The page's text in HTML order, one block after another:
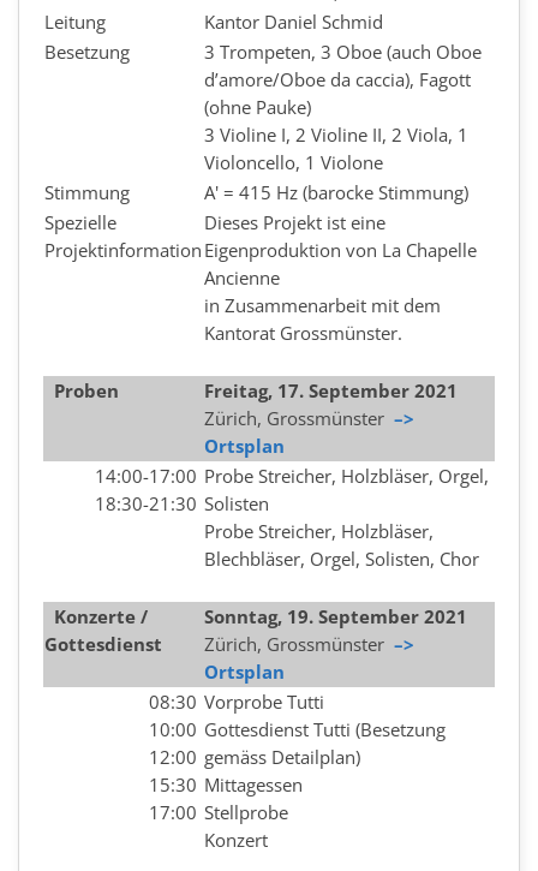
Leitung
Kantor Daniel Schmid
Besetzung
3 Trompeten, 3 Oboe (auch Oboe
d’amore/Oboe da caccia), Fagott
(ohne Pauke)
3 Violine I, 2 Violine II, 2 Viola, 1
Violoncello, 1 Violone
Stimmung
A' = 415 Hz (barocke Stimmung)
Spezielle
Projektinformation
Dieses Projekt ist eine
Eigenproduktion von La Chapelle
Ancienne
in Zusammenarbeit mit dem
Kantorat Grossmünster.
Proben
Freitag, 17. September 2021
Zürich, Grossmünster –>
Ortsplan
14:00-17:00
18:30-21:30
Probe Streicher, Holzbläser, Orgel,
Solisten
Probe Streicher, Holzbläser,
Blechbläser, Orgel, Solisten, Chor
Konzerte /
Gottesdienst
Sonntag, 19. September 2021
Zürich, Grossmünster –>
Ortsplan
08:30
10:00
12:00
15:30
17:00
Vorprobe Tutti
Gottesdienst Tutti (Besetzung
gemäss Detailplan)
Mittagessen
Stellprobe
Konzert